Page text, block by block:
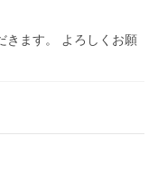
きます。 よろしくお願